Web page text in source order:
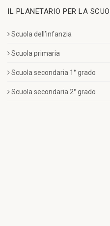
IL PLANETARIO PER LA
Scuola dell’infanzia
Scuola primaria
Scuola secondaria 1° grado
Scuola secondaria 2° grado